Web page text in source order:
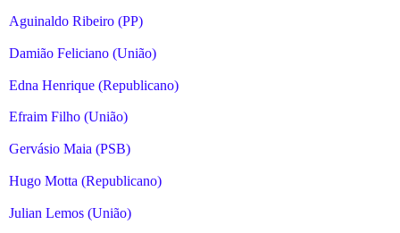
Aguinaldo Ribeiro (PP)
Damião Feliciano (União)
Edna Henrique (Republicano)
Efraim Filho (União)
Gervásio Maia (PSB)
Hugo Motta (Republicano)
Julian Lemos (União)